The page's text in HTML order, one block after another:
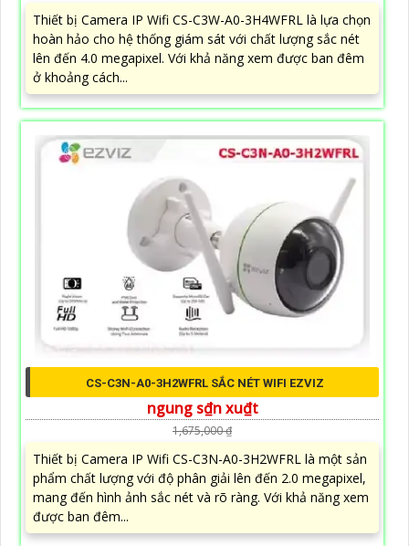
Thiết bị Camera IP Wifi CS-C3W-A0-3H4WFRL là lựa chọn
hoàn hảo cho hệ thống giám sát với chất lượng sắc nét
lên đến 4.0 megapixel. Với khả năng xem được ban đêm
ở khoảng cách...
CS-C3N-A0-3H2WFRL SẮC NÉT WIFI EZVIZ
ngung s₫n xu₫t
1,675,000 ₫
Thiết bị Camera IP Wifi CS-C3N-A0-3H2WFRL là một sản
phẩm chất lượng với độ phân giải lên đến 2.0 megapixel,
mang đến hình ảnh sắc nét và rõ ràng. Với khả năng xem
được ban đêm...